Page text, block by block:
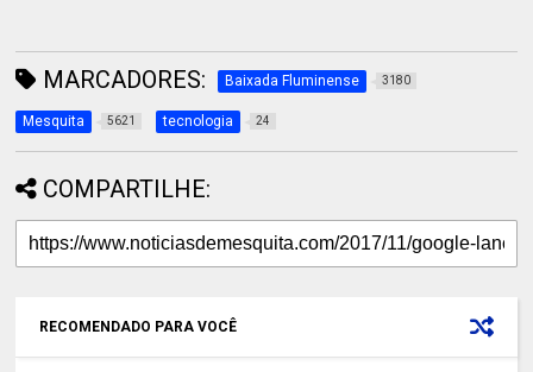
MARCADORES: Baixada Fluminense 3180
Mesquita 5621 tecnologia 24
COMPARTILHE:
RECOMENDADO PARA VOCÊ